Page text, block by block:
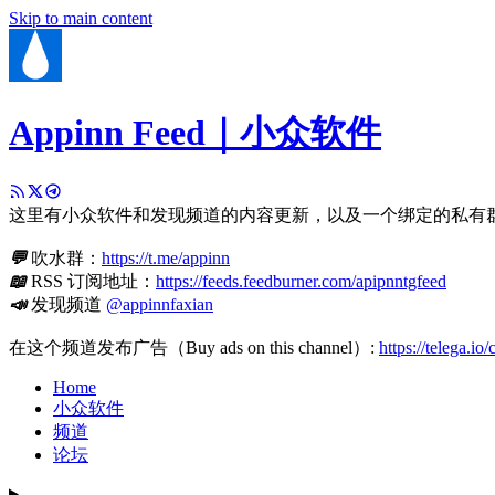
Skip to main content
Appinn Feed｜小众软件
这里有小众软件和发现频道的内容更新，以及一个绑定的私有
💬吹水群： https://t.me/appinn
📖RSS 订阅地址： https://feeds.feedburner.com/apipnntgfeed
📣发现频道 @appinnfaxian
在这个频道发布广告（Buy ads on this channel）: https://telega.io/
Home
小众软件
频道
论坛